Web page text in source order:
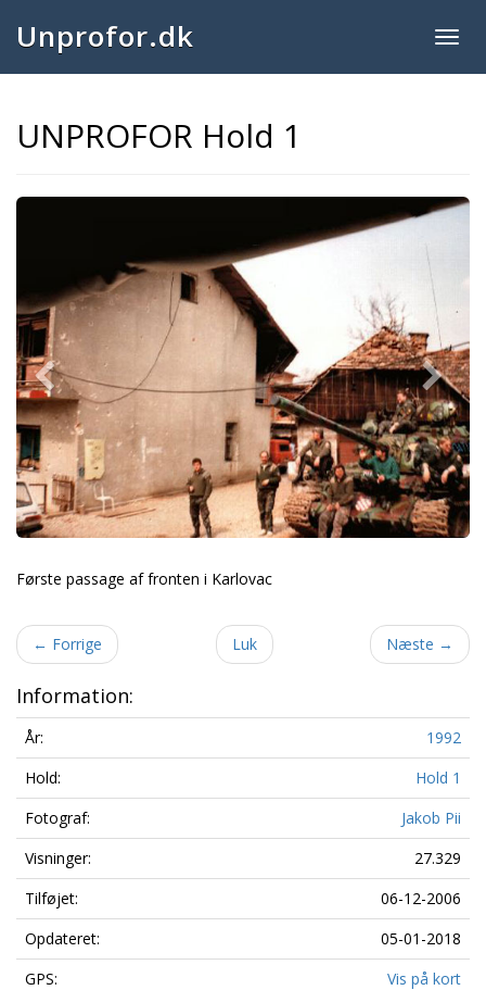
Unprofor.dk
UNPROFOR Hold 1
Previous Next
Første passage af fronten i Karlovac
← Forrige Luk Næste →
Information:
År:
1992
Hold:
Hold 1
Fotograf:
Jakob Pii
Visninger:
27.329
Tilføjet:
06-12-2006
Opdateret:
05-01-2018
GPS:
Vis på kort